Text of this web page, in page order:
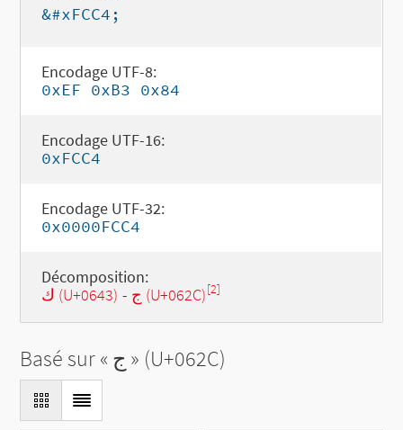
&#xFCC4;
Encodage UTF-8:
0xEF 0xB3 0x84
Encodage UTF-16:
0xFCC4
Encodage UTF-32:
0x0000FCC4
Décomposition:
ك (U+0643) - ج (U+062C)[2]
Basé sur « ج » (U+062C)